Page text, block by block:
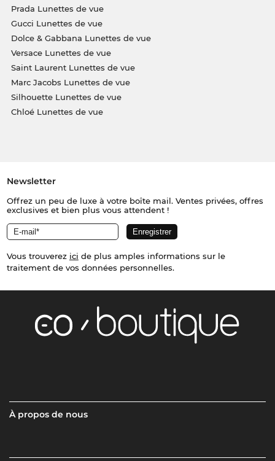
Prada Lunettes de vue
Gucci Lunettes de vue
Dolce & Gabbana Lunettes de vue
Versace Lunettes de vue
Saint Laurent Lunettes de vue
Marc Jacobs Lunettes de vue
Silhouette Lunettes de vue
Chloé Lunettes de vue
Newsletter
Offrez un peu de luxe à votre boîte mail. Ventes privées, offres
exclusives et bien plus vous attendent !
Vous trouverez ici de plus amples informations sur le
traitement de vos données personnelles.
À propos de nous